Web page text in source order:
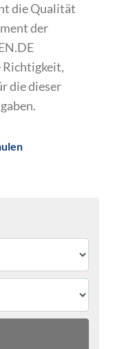
die Qualität
der
Richtigkeit,
die dieser